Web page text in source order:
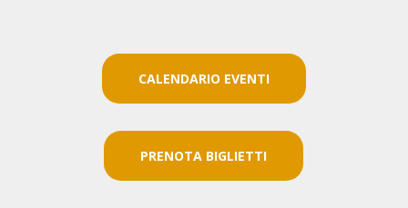
CALENDARIO EVENTI
PRENOTA BIGLIETTI